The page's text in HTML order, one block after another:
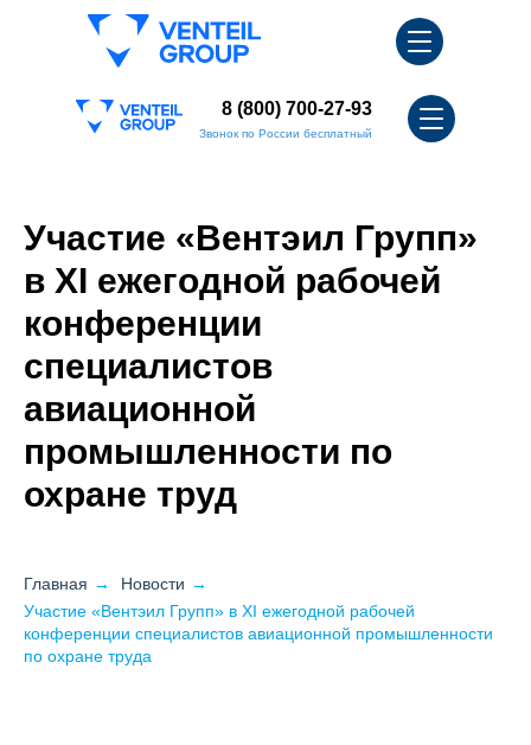
8 (800) 700-27-93
Звонок по России бесплатный
Участие «Вентэил Групп»
в XI ежегодной рабочей
конференции
специалистов
авиационной
промышленности по
охране труд
Главная → Новости →
Участие «Вентэил Групп» в XI ежегодной рабочей
конференции специалистов авиационной промышленности
по охране труда